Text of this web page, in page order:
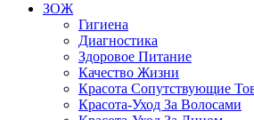
ЗОЖ
Гигиена
Диагностика
Здоровое Питание
Качество Жизни
Красота Сопутствующие
Красота-Уход За Волосами